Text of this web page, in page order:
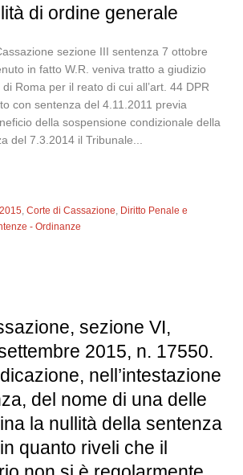
di ordine generale
sezione III sentenza 7 ottobre
in fatto W.R. veniva tratto a giudizio
Roma per il reato di cui all’art. 44 DPR
con sentenza del 4.11.2011 previa
della sospensione condizionale della
del 7.3.2014 il Tribunale...
,Corte di Cassazione, Diritto Penale e
- Ordinanze
sezione VI,
2015, n. 17550.
nell’intestazione
del nome di una delle
la nullità della sentenza
quanto riveli che il